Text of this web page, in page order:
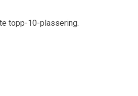
topp-10-plassering.